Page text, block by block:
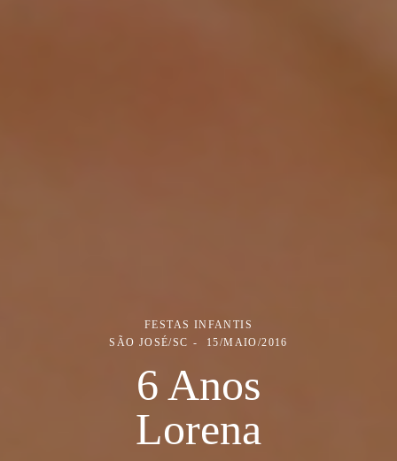
FESTAS INFANTIS
SÃO JOSÉ/SC
15/MAIO/2016
6 Anos
Lorena